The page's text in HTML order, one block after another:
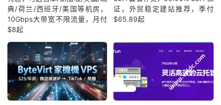
典/荷兰/西班牙/美国等机房，
10Gbps大带宽不限流量，月付
$8起
证，外贸稳定建站推荐，季付
$65.89起